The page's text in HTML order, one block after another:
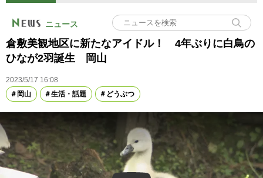
ニュース
倉敷美観地区に新たなアイドル！ 4年ぶりに白鳥の
ひなが2羽誕生 岡山
2023/5/17 16:08
岡山
生活・話題 どうぶつ